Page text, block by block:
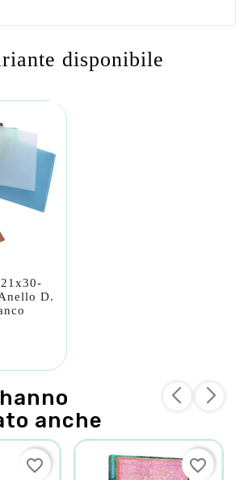
disponibile
D.
anche
favorite_border favorite_border